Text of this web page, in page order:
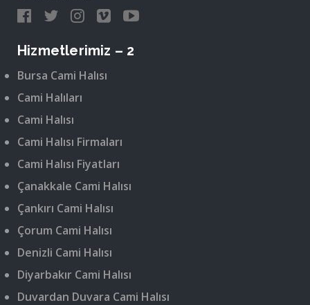
Hizmetlerimiz – 2
Bursa Cami Halısı
Cami Halıları
Cami Halısı
Cami Halısı Firmaları
Cami Halısı Fiyatları
Çanakkale Cami Halısı
Çankırı Cami Halısı
Çorum Cami Halısı
Denizli Cami Halısı
Diyarbakır Cami Halısı
Duvardan Duvara Cami Halısı